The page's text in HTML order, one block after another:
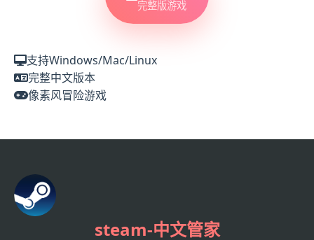
完整版游戏
支持Windows/Mac/Linux
完整中文版本
像素风冒险游戏
steam-中文管家